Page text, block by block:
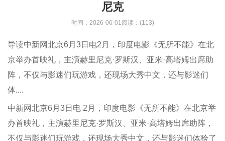
尼克
时间： 2026-06-01阅读： (113)
导读中新网北京6月3日电2月，印度电影《无所不能》在北
京举办首映礼，主演赫里尼克·罗斯汉、亚米·高塔姆出席助
阵，不仅与影迷们玩游戏，还现场大秀中文，还与影迷们
体....
中新网北京6月3日电 2月，印度电影《无所不能》在北京举
办首映礼，主演赫里尼克·罗斯汉、亚米·高塔姆出席助阵，
不仅与影迷们玩游戏，还现场大秀中文，还与影迷们体验了